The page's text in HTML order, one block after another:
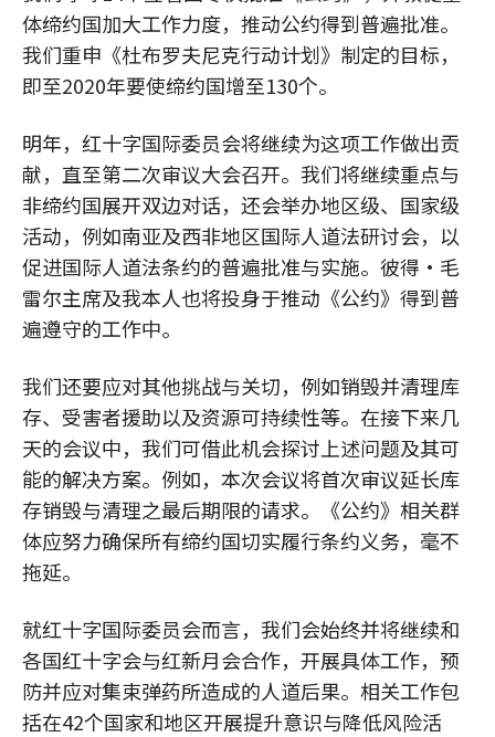
体缔约国加大工作力度，推动公约得到普遍批准。
我们重申《杜布罗夫尼克行动计划》制定的目标，
即至2020年要使缔约国增至130个。
明年，红十字国际委员会将继续为这项工作做出贡
献，直至第二次审议大会召开。我们将继续重点与
非缔约国展开双边对话，还会举办地区级、国家级
活动，例如南亚及西非地区国际人道法研讨会，以
促进国际人道法条约的普遍批准与实施。彼得·毛
雷尔主席及我本人也将投身于推动《公约》得到普
遍遵守的工作中。
我们还要应对其他挑战与关切，例如销毁并清理库
存、受害者援助以及资源可持续性等。在接下来几
天的会议中，我们可借此机会探讨上述问题及其可
能的解决方案。例如，本次会议将首次审议延长库
存销毁与清理之最后期限的请求。《公约》相关群
体应努力确保所有缔约国切实履行条约义务，毫不
拖延。
就红十字国际委员会而言，我们会始终并将继续和
各国红十字会与红新月会合作，开展具体工作，预
防并应对集束弹药所造成的人道后果。相关工作包
括在42个国家和地区开展提升意识与降低风险活